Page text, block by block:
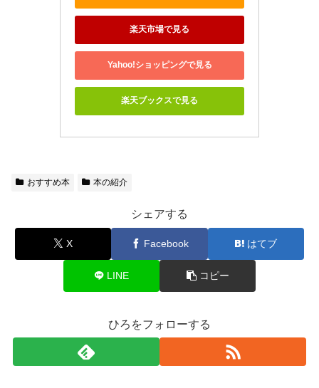
楽天市場で見る
Yahoo!ショッピングで見る
楽天ブックスで見る
おすすめ本 本の紹介
シェアする
X Facebook はてブ
LINE コピー
ひろをフォローする